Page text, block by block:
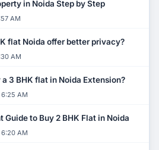
in Noida Step by Step
AM
flat Noida offer better privacy?
AM
3 BHK flat in Noida Extension?
6:25 AM
Guide to Buy 2 BHK Flat in Noida
6:20 AM